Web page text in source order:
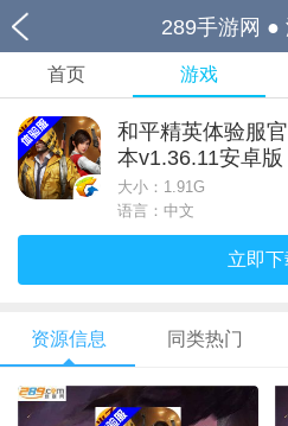
289手游网 ●
首页 游戏
和平精英体验服
本v1.36.11安卓版
大小： 1.91G
语言：中文
立即下
资源信息 同类热门